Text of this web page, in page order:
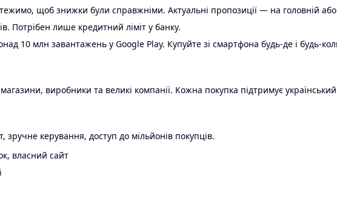
щоб знижки були справжніми. Актуальні пропозиції — на головній або
Потрібен лише кредитний ліміт у банку.
10 млн завантажень у Google Play. Купуйте зі смартфона будь-де і будь-
виробники та великі компанії. Кожна покупка підтримує український
керування, доступ до мільйонів покупців.
власний сайт